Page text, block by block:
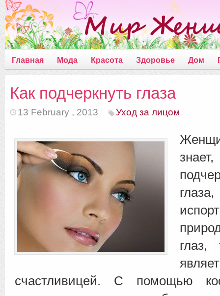
Главная Мода Красота Здоровье Дом
Как подчеркнуть глаза
13 February , 2013 Уход за лицом
глаз,
счастливицей. С помощью